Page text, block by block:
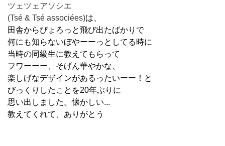
ツェツェアソシエ
(Tsé & Tsé associées)は、
田舎からぴょろっと飛び出たばかりで
何にも知らないぼやーーっとしてる時に
当時の同級生に教えてもらって
フワーーー、そげん華やかな、
楽しげなデザインがあるったいーー！と
びっくりしたことを20年ぶりに
思い出しました。懐かしい...
教えてくれて、ありがとう